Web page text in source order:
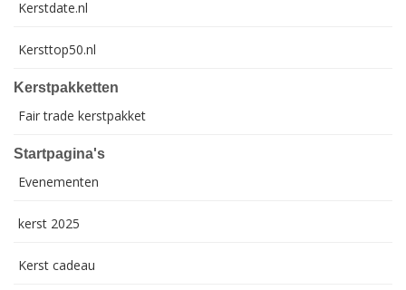
Kerstdate.nl
Kersttop50.nl
Kerstpakketten
Fair trade kerstpakket
Startpagina's
Evenementen
kerst 2025
Kerst cadeau